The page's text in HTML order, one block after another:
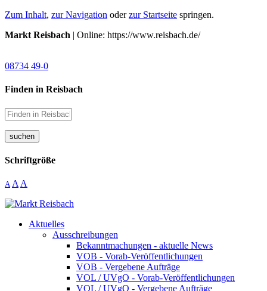
Zum Inhalt, zur Navigation oderzur Startseite springen.
Markt Reisbach | Online: https://www.reisbach.de/
08734 49-0
Finden in Reisbach
suchen
Schriftgröße
A A A
Aktuelles
Ausschreibungen
Bekanntmachungen - aktuelle News
VOB - Vorab-Veröffentlichungen
VOB - Vergebene Aufträge
VOL / UVgO - Vorab-Veröffentlichungen
VOL / UVgO - Vergebene Aufträge